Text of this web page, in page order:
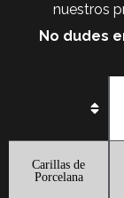
nuestros
No dudes
Carillas de
Porcelana